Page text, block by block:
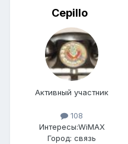
Cepillo
Активный участник
108
Интересы:WiMAX
Город: связь